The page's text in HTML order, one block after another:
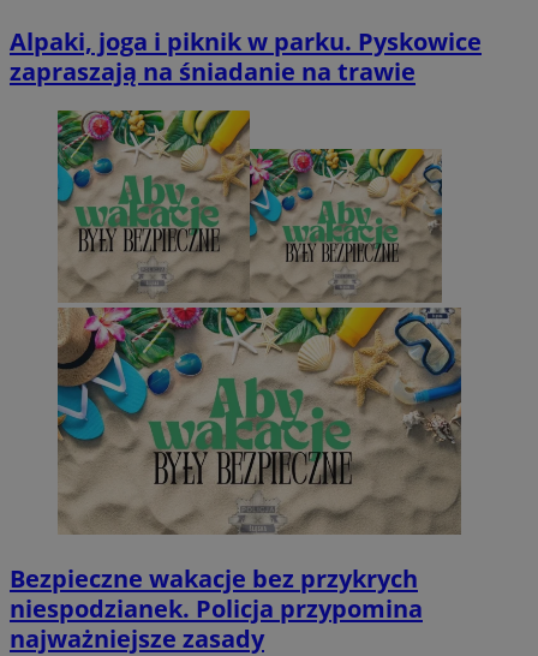
Alpaki, joga i piknik w parku. Pyskowice
zapraszają na śniadanie na trawie
Bezpieczne wakacje bez przykrych
niespodzianek. Policja przypomina
najważniejsze zasady